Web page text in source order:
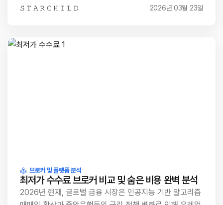
𝚂 𝚃 𝙰 𝚁 𝙲 𝙷 𝙸 𝙻 𝙳 2026년 03월 23일
브로커 및 플랫폼 분석
최저가 수수료 브로커 비교 및 숨은 비용 완벽 분석
2026년 현재, 글로벌 금융 시장은 인공지능 기반 알고리즘